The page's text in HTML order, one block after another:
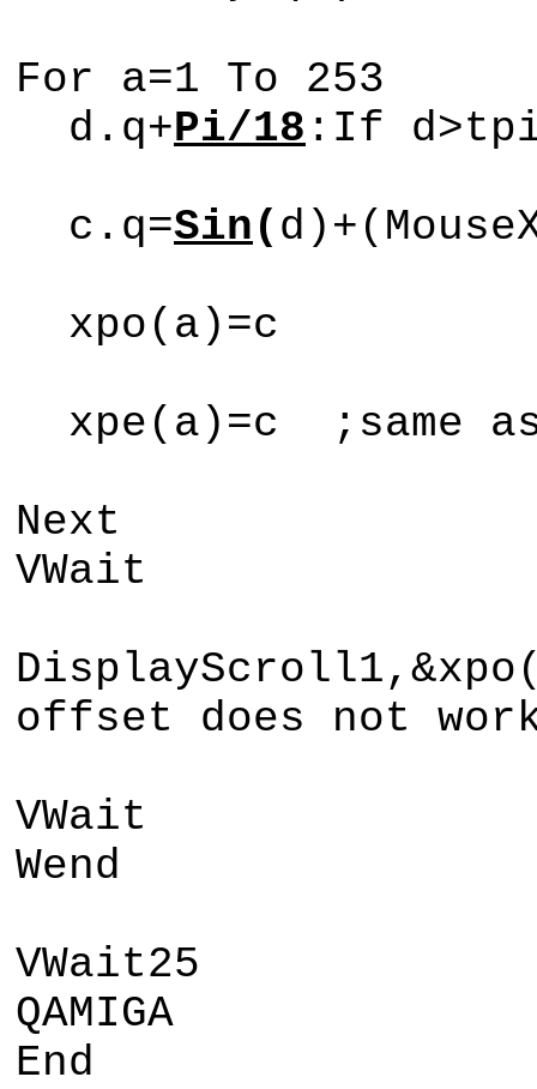
For a=1 To 253
d.q+Pi/18 :If d>tpi
c.q=Sin(
xpo(a)=c
xpe(a)=c ;same
Next
VWait
offset does not
VWait
Wend
VWait25
QAMIGA
End